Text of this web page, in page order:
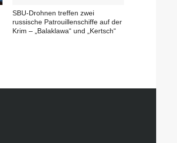
SBU-Drohnen treffen zwei
russische Patrouillenschiffe auf der
Krim – „Balaklawa“ und „Kertsch“